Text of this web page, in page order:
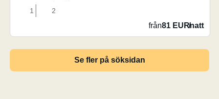
1 2
från81 EUR/natt
Se fler på söksidan